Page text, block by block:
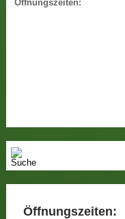
Öffnungszeiten:
Öffnungszeiten: